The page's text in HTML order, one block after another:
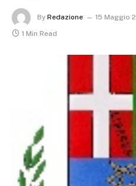
By Redazione 15 Maggio
1 Min Read